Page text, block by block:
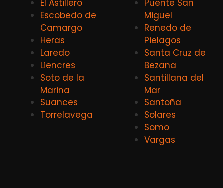
El Astillero
Escobedo de
Camargo
Heras
Laredo
Liencres
Soto de la
Marina
Suances
Torrelavega
Puente San
Miguel
Renedo de
Pielagos
Santa Cruz de
Bezana
Santillana del
Mar
Santoña
Solares
Somo
Vargas